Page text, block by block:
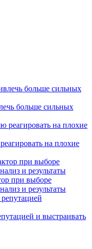
больше сильных
на плохие
при выборе
и результаты
и выстраивать